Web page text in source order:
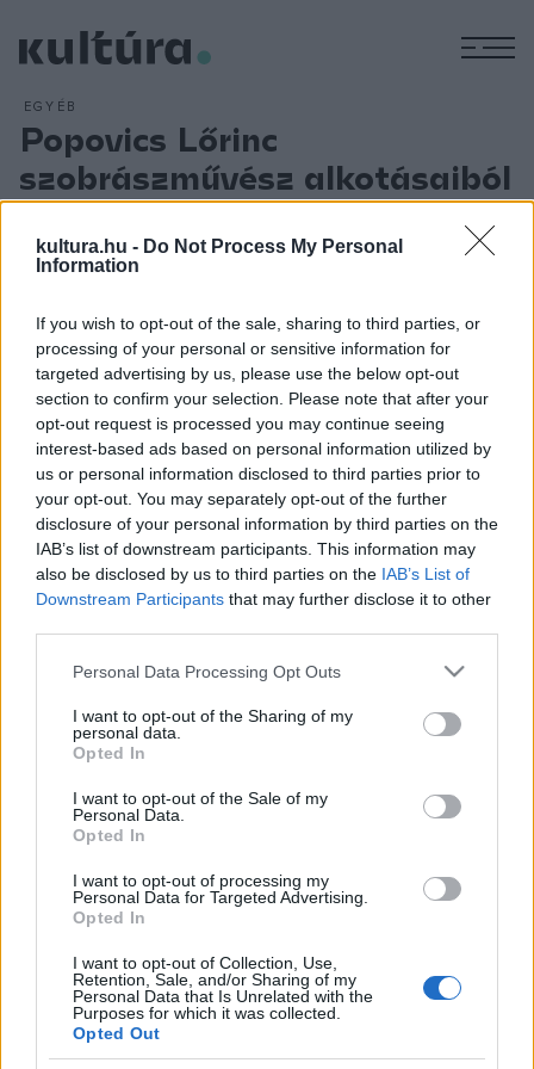
kultura.hu - Do Not Process My Personal
Information
If you wish to opt-out of the sale, sharing to third parties, or
processing of your personal or sensitive information for
targeted advertising by us, please use the below opt-out
section to confirm your selection. Please note that after your
opt-out request is processed you may continue seeing
interest-based ads based on personal information utilized by
us or personal information disclosed to third parties prior to
your opt-out. You may separately opt-out of the further
disclosure of your personal information by third parties on the
IAB’s list of downstream participants. This information may
also be disclosed by us to third parties on the IAB’s List of
Downstream Participants that may further disclose it to other
Please note that this website/app uses one or more Google
not limited to your visit or usage behaviour. You may click to
grant or deny consent to Google and its third-party tags to
use your data for below specified purposes in below Google
consent section.
Personal Data Processing Opt Outs
I want to opt-out of the Sharing of my
personal data.
Opted In
I want to opt-out of the Sale of my
Personal Data.
Opted In
I want to opt-out of processing my
Personal Data for Targeted Advertising.
Opted In
I want to opt-out of Collection, Use,
Retention, Sale, and/or Sharing of my
Personal Data that Is Unrelated with the
Purposes for which it was collected.
Opted Out
EGYÉB
Popovics Lőrinc
szobrászművész alkotásaiból
nyílik kiállítás Szegeden
ARCHÍV2013. JÚLIUS 12.
Popovics Lőrinc szobrászművész alkotásaiból nyílik jubileumi
palotában.A szeptember 1-jéig látható tárlat a májusban
hatvanadik születésnapját ünneplő, ismert szegedi
szobrászművész összefoglaló kiállítása, amely a sokoldalú
életmű főbb törekvéseibe nyújt betekintést. Több mint
nyolcvan alkotás került a Reök-palota első emeleti
kiállítótermeibe, így Popovics Lőrinc szinte mindegyik alkotói
korszakából kaphatnak ízelítőt a látogatók.